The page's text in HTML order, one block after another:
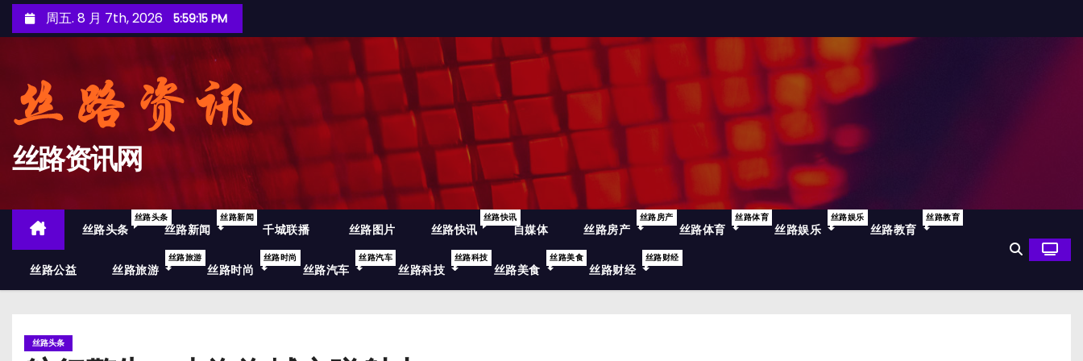
至
周五. 8 月 7th, 2026 5:59:16 PM
丝路资讯网
丝路头条
丝路头条
丝路新闻
丝路新闻
千城联播 丝路图片 丝路快讯
丝路快讯
自媒体 丝路房产
丝路房产
丝路体育
丝路体育
丝路娱乐
丝路娱乐
丝路教育
丝路教育
丝路公益 丝路旅游
丝路旅游
丝路时尚
丝路时尚
丝路汽车
丝路汽车
丝路科技
丝路科技
丝路美食
丝路美食
丝路财经
丝路财经
丝路头条